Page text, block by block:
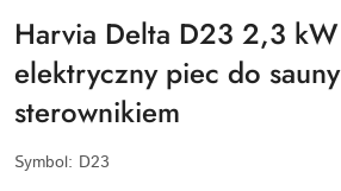
Harvia Delta D23 2,3
elektryczny piec do
sterownikiem
Symbol: D23